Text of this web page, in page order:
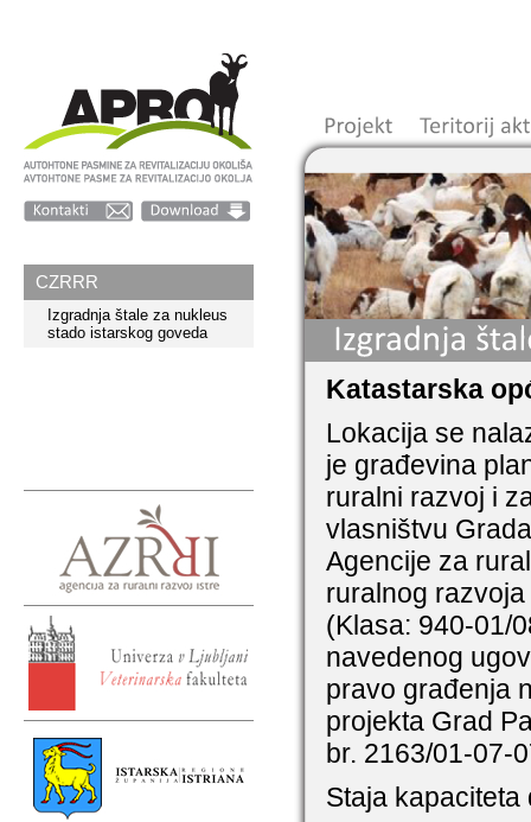
CZRRR
Izgradnja štale za nukleus
stado istarskog goveda
Katastarska
Lokacija se
je građevina
ruralni razvoj i
vlasništvu
Agencije za
ruralnog
(Klasa: 940-01/
navedenog
pravo građenja
projekta Grad
br. 2163/01-07-
Staja